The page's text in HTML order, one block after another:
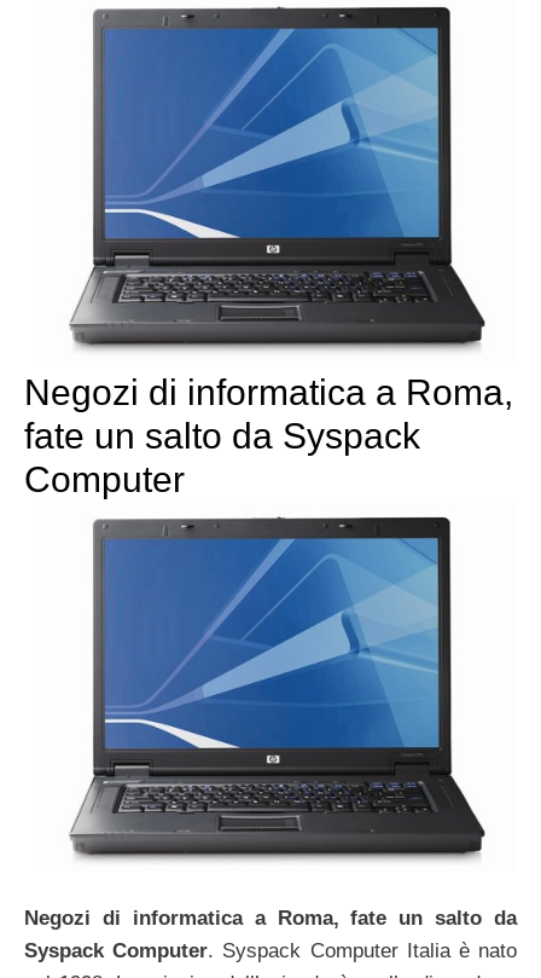
Negozi di informatica a Roma,
fate un salto da Syspack
Computer
Negozi di informatica a Roma, fate un salto da
Syspack Computer. Syspack Computer Italia è nato